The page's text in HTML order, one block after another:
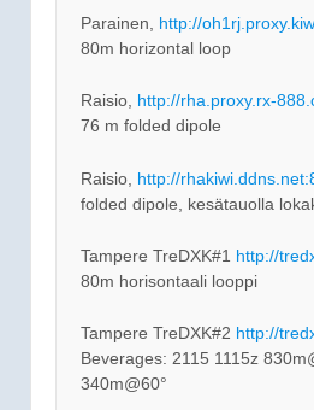
Parainen, http://
80m horizontal loop
Raisio, http://rha.proxy.rx-
76 m folded dipole
Raisio, http://
folded dipole, kesätauolla
Tampere TreDXK#1 http://
80m horisontaali looppi
Tampere TreDXK#2 http://
Beverages: 2115 1115z
340m@60°